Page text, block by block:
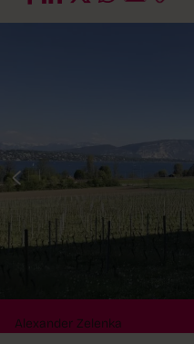
Alexander Zelenka